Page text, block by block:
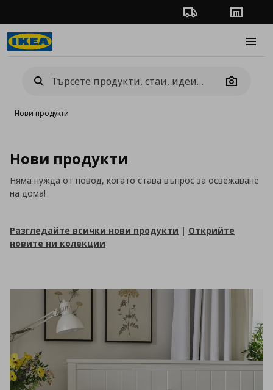
Проследяване на
Camera
Нови продукти
Нови продукти
Няма нужда от повод, когато става въпрос за освежаване
на дома!
Разгледайте всички нови продукти | Открийте
новите ни колекции